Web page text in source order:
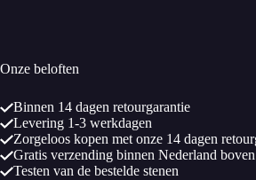
Onze beloften
Binnen 14 dagen retourgarantie
Levering 1-3 werkdagen
Zorgeloos kopen met onze 14 dagen
Gratis verzending binnen Nederland
Testen van de bestelde stenen